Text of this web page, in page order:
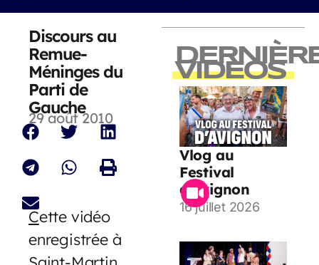
Discours au
Remue-
Méninges du
Parti de
Gauche
29 août 2010
Cette vidéo
enregistrée à
VIDEOS
Vlog au
Festival
d’Avignon
16 juillet 2026